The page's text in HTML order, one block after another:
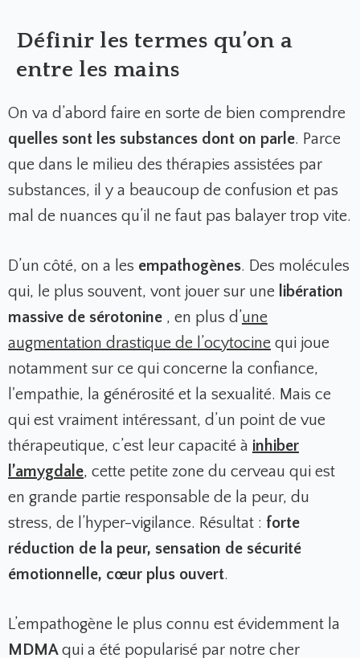
Définir les termes qu’on a
entre les mains
On va d’abord faire en sorte de bien comprendre
quelles sont les substances dont on parle. Parce
que dans le milieu des thérapies assistées par
substances, il y a beaucoup de confusion et pas
mal de nuances qu’il ne faut pas balayer trop vite.
D’un côté, on a les empathogènes. Des molécules
qui, le plus souvent, vont jouer sur une libération
massive de sérotonine , en plus d’une
augmentation drastique de l’ocytocine qui joue
notamment sur ce qui concerne la confiance,
l'empathie, la générosité et la sexualité. Mais ce
qui est vraiment intéressant, d’un point de vue
thérapeutique, c’est leur capacité à inhiber
l’amygdale, cette petite zone du cerveau qui est
en grande partie responsable de la peur, du
stress, de l’hyper-vigilance. Résultat : forte
réduction de la peur, sensation de sécurité
émotionnelle, cœur plus ouvert.
L’empathogène le plus connu est évidemment la
MDMAqui a été popularisé par notre cher